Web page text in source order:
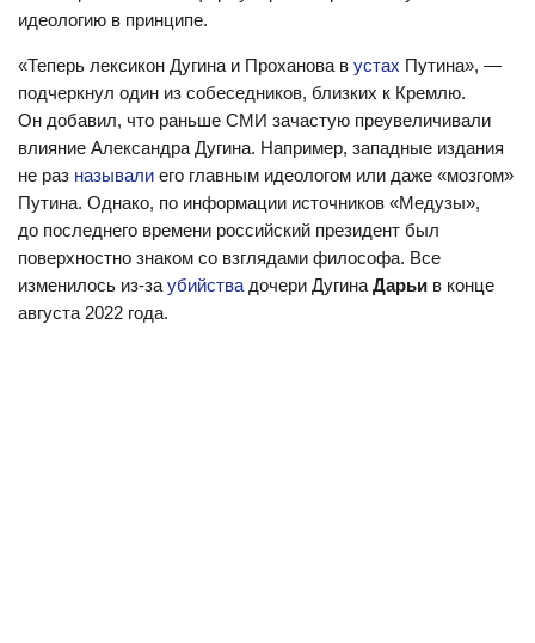
идеологию в принципе.
«Теперь лексикон Дугина и Проханова в устах Путина», —
подчеркнул один из собеседников, близких к Кремлю.
Он добавил, что раньше СМИ зачастую преувеличивали
влияние Александра Дугина. Например, западные издания
не раз называли его главным идеологом или даже «мозгом»
Путина. Однако, по информации источников «Медузы»,
до последнего времени российский президент был
поверхностно знаком со взглядами философа. Все
изменилось из-за убийства дочери Дугина Дарьи в конце
августа 2022 года.